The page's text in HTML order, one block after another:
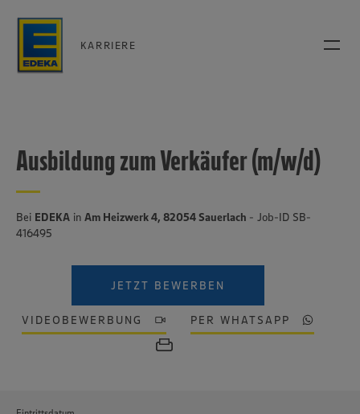
KARRIERE
Ausbildung zum Verkäufer (m/w/d)
Bei EDEKA in Am Heizwerk 4, 82054 Sauerlach - Job-ID SB-
416495
JETZT BEWERBEN
VIDEOBEWERBUNG PER WHATSAPP